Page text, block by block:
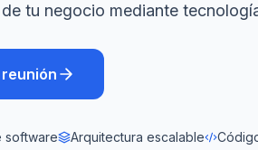
tu negocio mediante
software Arquitectura escalable